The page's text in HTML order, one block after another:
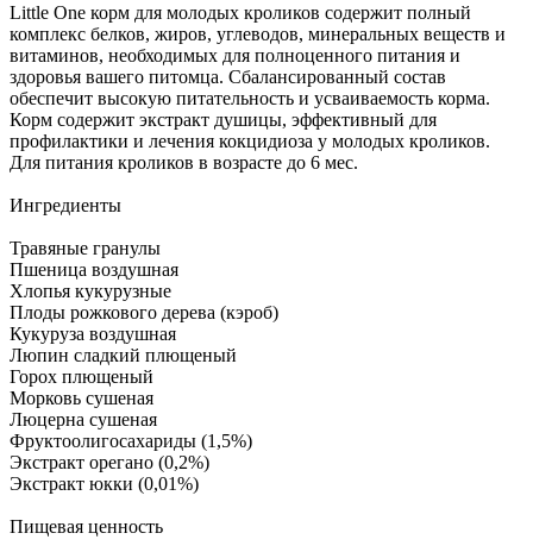
Little One корм для молодых кроликов содержит полный
комплекс белков, жиров, углеводов, минеральных веществ и
витаминов, необходимых для полноценного питания и
здоровья вашего питомца. Сбалансированный состав
обеспечит высокую питательность и усваиваемость корма.
Корм содержит экстракт душицы, эффективный для
профилактики и лечения кокцидиоза у молодых кроликов.
Для питания кроликов в возрасте до 6 мес.
Ингредиенты
Травяные гранулы
Пшеница воздушная
Хлопья кукурузные
Плоды рожкового дерева (кэроб)
Кукуруза воздушная
Люпин сладкий плющеный
Горох плющеный
Морковь сушеная
Люцерна сушеная
Фруктоолигосахариды (1,5%)
Экстракт орегано (0,2%)
Экстракт юкки (0,01%)
Пищевая ценность